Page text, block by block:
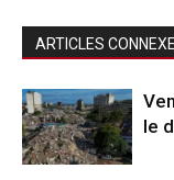
ARTICLES
le